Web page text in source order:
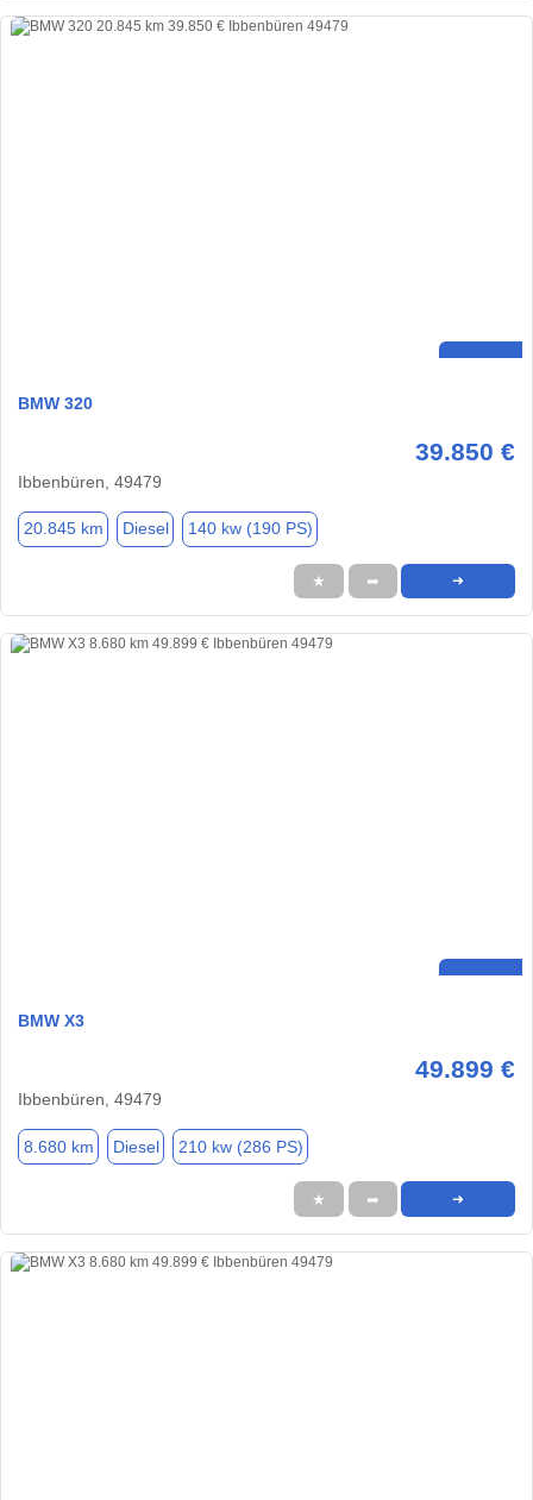
BMW 320
39.850 €
Ibbenbüren, 49479
20.845 km Diesel 140 kw (190 PS)
★ ➦ ➜
BMW X3
49.899 €
Ibbenbüren, 49479
8.680 km Diesel 210 kw (286 PS)
★ ➦ ➜